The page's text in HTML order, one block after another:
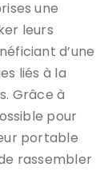
une
leurs
d’une
liés à la
Grâce à
pour
portable
rassembler